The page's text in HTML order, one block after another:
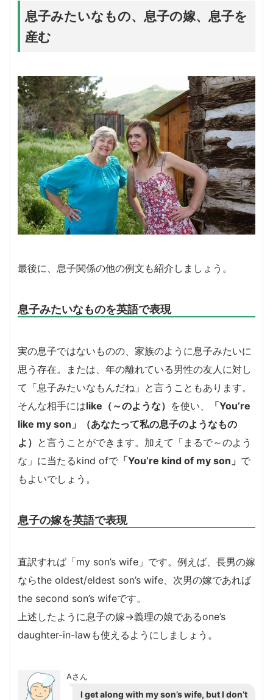
息子みたいなもの、息子の嫁、息子を
産む
最後に、息子関係の他の例文も紹介しましょう。
息子みたいなものを英語で表現
実の息子ではないものの、家族のように息子みたいに
思う存在。または、年の離れている男性の友人に対し
て「息子みたいなもんだね」と言うこともあります。
そんな相手にはlike（～のような） を使い、
「You’re
like my son」（あなたって私の息子のようなもの
よ） と言うことができます。加えて「まるで～のよう
な」に当たるkind ofで 「You’re kind of my son」 で
もよいでしょう。
息子の嫁を英語で表現
直訳すれば「my son’s wife」です。例えば、長男の嫁
ならthe oldest/eldest son’s wife、次男の嫁であれば
the second son’s wifeです。
上述したように息子の嫁→義理の娘であるone’s
daughter-in-lawも使えるようにしましょう。
Aさん
I get along with my son’s wife, but I don’t